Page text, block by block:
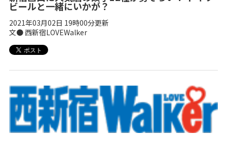
ビールと一緒にいかが？
2021年03月02日 19時00分更新
文● 西新宿LOVEWalker